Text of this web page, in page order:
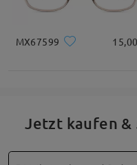
MX67599
Jetzt kaufen &